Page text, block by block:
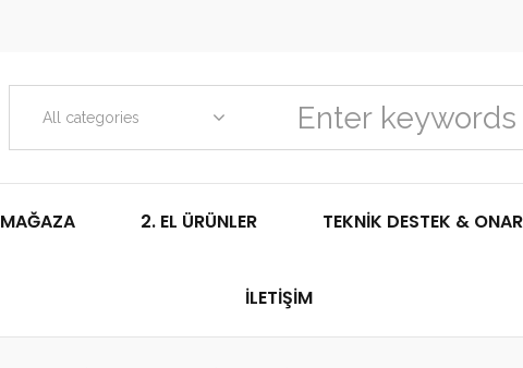
All categories
MAĞAZA 2. EL ÜRÜNLER TEKNIK DESTEK &
İLETIŞIM